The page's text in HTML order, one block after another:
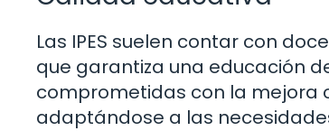
Las IPES suelen contar con
que garantiza una educación
comprometidas con la mejora
adaptándose a las